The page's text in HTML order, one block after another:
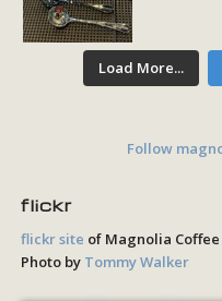
Load More...
Follow
flickr
flickr site of Magnolia Coffee
Photo by Tommy Walker